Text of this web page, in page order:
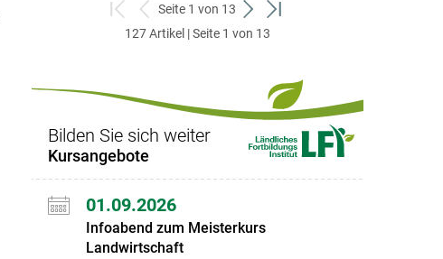
zum
ersten
zurück
zum
Seite 1 von 13
weiter
zum
zum
127 Artikel | Seite 1 von 13
Bilden Sie sich weiter
Kursangebote
01.09.2026
Infoabend zum Meisterkurs
Landwirtschaft